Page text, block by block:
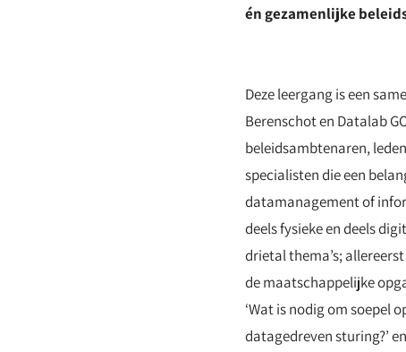
én gezamenlijke
Deze leergang is een
Berenschot en Datalab
beleidsambtenaren,
specialisten die een
datamanagement of
deels fysieke en deels
drietal thema’s;
de maatschappelijke
‘Wat is nodig om soepel
datagedreven sturing?’